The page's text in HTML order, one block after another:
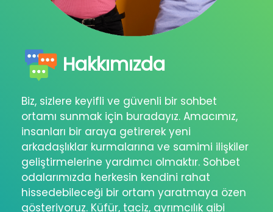
Hakkımızda
Biz, sizlere keyifli ve güvenli bir sohbet
ortamı sunmak için buradayız. Amacımız,
insanları bir araya getirerek yeni
arkadaşlıklar kurmalarına ve samimi ilişkiler
geliştirmelerine yardımcı olmaktır. Sohbet
odalarımızda herkesin kendini rahat
hissedebileceği bir ortam yaratmaya özen
gösteriyoruz. Küfür, taciz, ayrımcılık gibi